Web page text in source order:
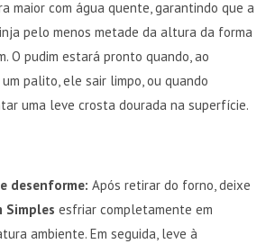
maior com água quente, garantindo que a
pelo menos metade da altura da forma
O pudim estará pronto quando, ao
palito, ele sair limpo, ou quando
uma leve crosta dourada na superfície.
desenforme: Após retirar do forno, deixe
Simples esfriar completamente em
ambiente. Em seguida, leve à